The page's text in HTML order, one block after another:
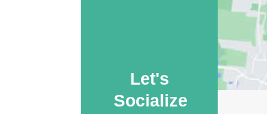
Let's
Socialize